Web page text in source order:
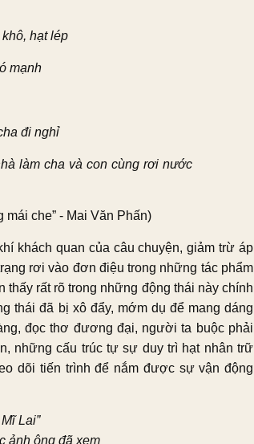
hạt lép
mạnh
đi nghỉ
làm cha và con cùng rơi nước
mái che” - Mai Văn Phấn)
khách quan của câu chuyện, giảm trừ áp
rơi vào đơn điệu trong những tác phẩm
thấy rất rõ trong những động thái này chính
thái đã bị xô đẩy, mớm dụ để mang dáng
đọc thơ đương đại, người ta buộc phải
những cấu trúc tự sự duy trì hạt nhân trữ
dõi tiến trình để nắm được sự vận động
Lai”
ảnh ông đã xem